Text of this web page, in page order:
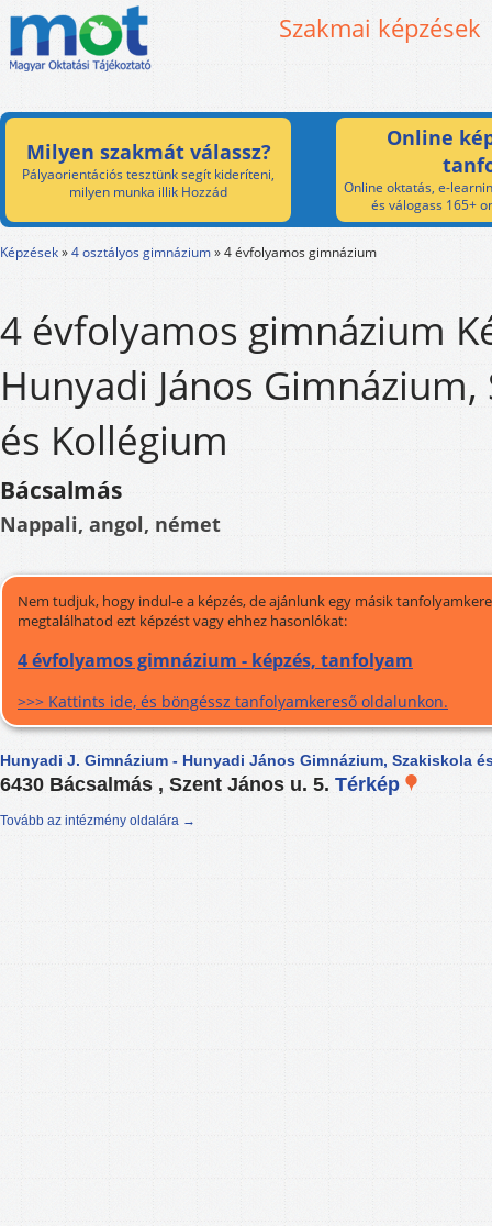
Szakmai képzések
Milyen szakmát válassz?
Pályaorientációs tesztünk segít kideríteni,
milyen munka illik Hozzád
Online
Online oktatás, e-
és válogass 165+
Képzések»4 osztályos gimnázium»4 évfolyamos gimnázium
4 évfolyamos gimnázium
Hunyadi János Gimnázium,
és Kollégium
Bácsalmás
Nappali, angol, német
Nem tudjuk, hogy indul-e a képzés, de ajánlunk egy másik
megtalálhatod ezt képzést vagy ehhez hasonlókat:
4 évfolyamos gimnázium - képzés, tanfolyam
>>> Kattints ide, és böngéssz tanfolyamkereső oldalunkon.
Hunyadi J. Gimnázium - Hunyadi János Gimnázium, Szakiskola
6430 Bácsalmás , Szent János u. 5. Térkép
Tovább az intézmény oldalára →